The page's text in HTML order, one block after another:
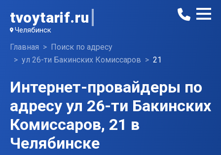
tvoytarif.ru
Челябинск
Главная
Поиск по адресу
ул 26-ти Бакинских Комиссаров
21
Интернет-провайдеры по
адресу ул 26-ти Бакинских
Комиссаров, 21 в
Челябинске